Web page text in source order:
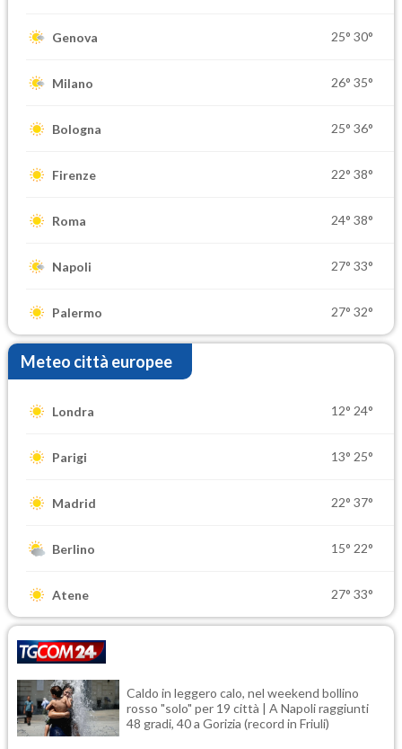
Genova 25° 30°
Milano 26° 35°
Bologna 25° 36°
Firenze 22° 38°
Roma 24° 38°
Napoli 27° 33°
Palermo 27° 32°
Meteo città europee
Londra 12° 24°
Parigi 13° 25°
Madrid 22° 37°
Berlino 15° 22°
Atene 27° 33°
Caldo in leggero calo, nel weekend bollino
rosso "solo" per 19 città | A Napoli raggiunti
48 gradi, 40 a Gorizia (record in Friuli)